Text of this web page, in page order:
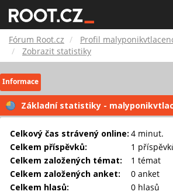
Root.cz
Fórum Root.cz
Profil
Zobrazit statistiky
Informace
Základní statistiky -
Celkový čas strávený online: 4 minut.
Celkem příspěvků:
1
Celkem založených témat:
1 témat
Celkem založených anket:
0 anket
Celkem hlasů:
0 hlasů